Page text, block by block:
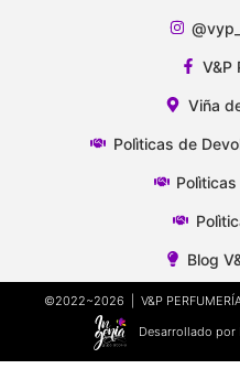
V&P
Viña
Polìticas de
Blog
©2022~2026 | V&P
Desarrollado por